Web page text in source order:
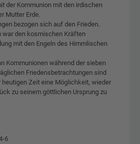
der Kommunion mit den irdischen
Mutter Erde.
bezogen sich auf den Frieden.
war den kosmischen Kräften
mit den Engeln des Himmlischen
Kommunionen während der sieben
Friedensbetrachtungen sind
Zeit eine Möglichkeit, wieder
zu seinem göttlichen Ursprung zu
6